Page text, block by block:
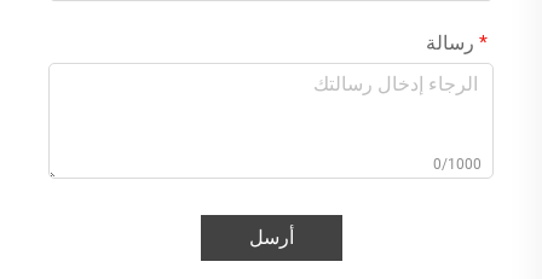
رسالة
0/1000
أرسل